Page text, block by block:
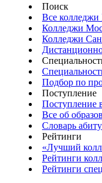
Поиск
Все колледжи
Колледжи
Колледжи
Подбор по
Поступление
Поступление
Все об
Словарь
Рейтинги
«Лучший
Рейтинги
Рейтинги